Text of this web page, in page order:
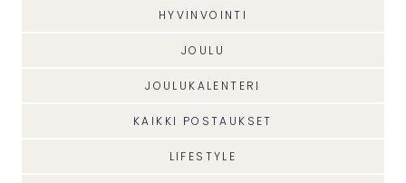
HYVINVOINTI
JOULU
JOULUKALENTERI
KAIKKI POSTAUKSET
LIFESTYLE